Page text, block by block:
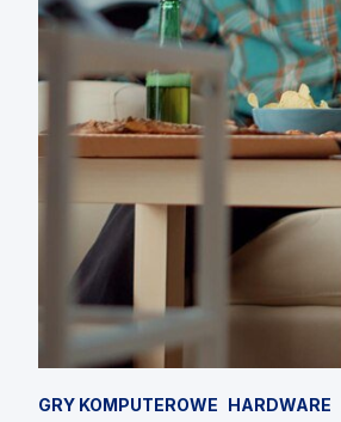
GRY KOMPUTEROWE HARDWARE